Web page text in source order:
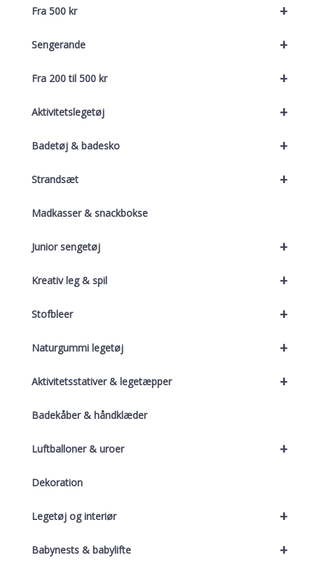
+
Fra 500 kr
+
Sengerande
+
Fra 200 til 500 kr
+
Aktivitetslegetøj
+
Badetøj & badesko
+
Strandsæt
Madkasser & snackbokse
+
Junior sengetøj
+
Kreativ leg & spil
+
Stofbleer
+
Naturgummi legetøj
+
Aktivitetsstativer & legetæpper
Badekåber & håndklæder
+
Luftballoner & uroer
Dekoration
+
Legetøj og interiør
+
Babynests & babylifte